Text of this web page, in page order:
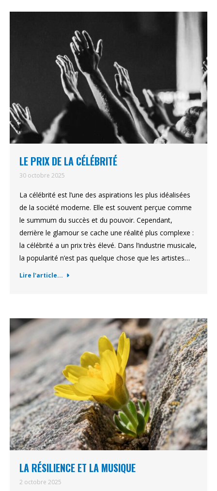
LE PRIX DE LA CÉLÉBRITÉ
30 octobre 2025
La célébrité est l’une des aspirations les plus idéalisées
de la société moderne. Elle est souvent perçue comme
le summum du succès et du pouvoir. Cependant,
derrière le glamour se cache une réalité plus complexe :
la célébrité a un prix très élevé. Dans l’industrie musicale,
la popularité n’est pas quelque chose que les artistes…
Lire l'article...
LA RÉSILIENCE ET LA MUSIQUE
2 octobre 2025